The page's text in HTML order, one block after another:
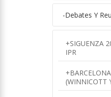
-Debates Y
+SIGUENZA
IPR
+
(WINNICOTT